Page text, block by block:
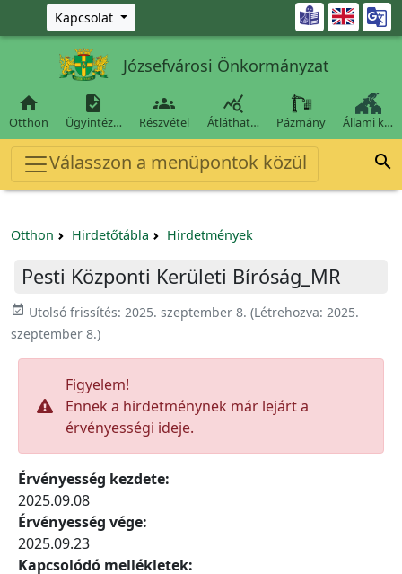
Ugrás a fő tartalomra
Kapcsolat 
Józsefvárosi Önkormányzat

Otthon

Ügyintéz…

Részvétel

Átláthat… Pázmány Állami k…
Válasszon a menüpontok közül 
Otthon Hirdetőtábla Hirdetmények
Pesti Központi Kerületi Bíróság_MR
event_available Utolsó frissítés: 2025. szeptember 8. (Létrehozva: 2025.
szeptember 8.)
Figyelem!
Ennek a hirdetménynek már lejárt a
érvényességi ideje.
Érvényesség kezdete:
2025.09.08
Érvényesség vége:
2025.09.23
Kapcsolódó mellékletek: